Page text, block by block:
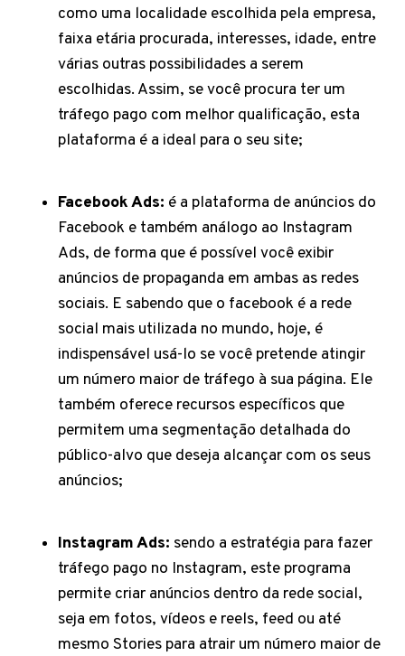
como uma localidade escolhida pela empresa,
faixa etária procurada, interesses, idade, entre
várias outras possibilidades a serem
escolhidas. Assim, se você procura ter um
tráfego pago com melhor qualificação, esta
plataforma é a ideal para o seu site;
Facebook Ads: é a plataforma de anúncios do
Facebook e também análogo ao Instagram
Ads, de forma que é possível você exibir
anúncios de propaganda em ambas as redes
sociais. E sabendo que o facebook é a rede
social mais utilizada no mundo, hoje, é
indispensável usá-lo se você pretende atingir
um número maior de tráfego à sua página. Ele
também oferece recursos específicos que
permitem uma segmentação detalhada do
público-alvo que deseja alcançar com os seus
anúncios;
Instagram Ads: sendo a estratégia para fazer
tráfego pago no Instagram, este programa
permite criar anúncios dentro da rede social,
seja em fotos, vídeos e reels, feed ou até
mesmo Stories para atrair um número maior de